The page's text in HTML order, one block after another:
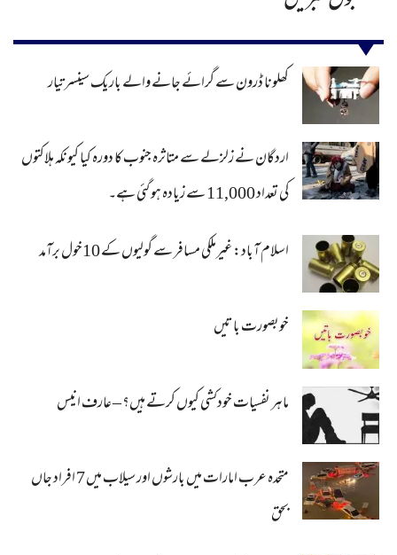
کھلونا ڈرون سے گرائے جانے والے باریک سینسر تیار
اردگان نے زلزلے سے متاثرہ جنوب کا دورہ کیا کیونکہ ہلاکتوں
کی تعداد 11,000 سے زیادہ ہو گئی ہے۔
اسلام آباد: غیرملکی مسافر سے گولیوں کے 10خول برآمد
خوبصورت باتیں
ماہر نفسیات خودکشی کیوں کرتے ہیں؟ – عارف انیس
متحدہ عرب امارات میں بارشوں اور سیلاب میں 7 افراد جاں
بحق